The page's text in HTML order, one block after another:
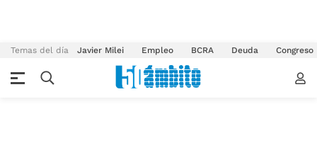
Temas del día Javier Milei Empleo BCRA Deuda Congreso